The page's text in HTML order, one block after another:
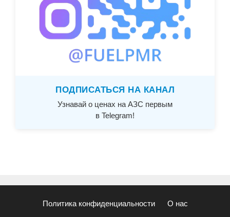
ПОДПИСАТЬСЯ НА КАНАЛ
Узнавай о ценах на АЗС первым
в Telegram!
Политика конфиденциальности О нас